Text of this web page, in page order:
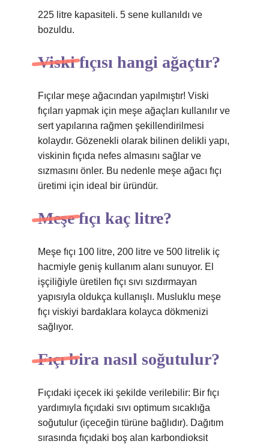
225 litre kapasiteli. 5 sene kullanıldı ve
bozuldu.
Viski fıçısı hangi ağaçtır?
Fıçılar meşe ağacından yapılmıştır! Viski
fıçıları yapmak için meşe ağaçları kullanılır ve
sert yapılarına rağmen şekillendirilmesi
kolaydır. Gözenekli olarak bilinen delikli yapı,
viskinin fıçıda nefes almasını sağlar ve
sızmasını önler. Bu nedenle meşe ağacı fıçı
üretimi için ideal bir üründür.
Meşe fıçı kaç litre?
Meşe fıçı 100 litre, 200 litre ve 500 litrelik iç
hacmiyle geniş kullanım alanı sunuyor. El
işçiliğiyle üretilen fıçı sıvı sızdırmayan
yapısıyla oldukça kullanışlı. Musluklu meşe
fıçı viskiyi bardaklara kolayca dökmenizi
sağlıyor.
Fıçı bira nasıl soğutulur?
Fıçıdaki içecek iki şekilde verilebilir: Bir fıçı
yardımıyla fıçıdaki sıvı optimum sıcaklığa
soğutulur (içeceğin türüne bağlıdır). Dağıtım
sırasında fıçıdaki boş alan karbondioksit